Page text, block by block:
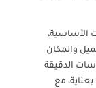
الأساسية،
والمكان
الدقيقة
مع